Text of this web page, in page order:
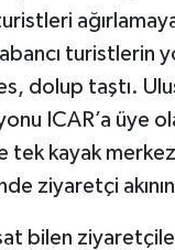
turistlerin
dolup taştı.
ICAR’a üye
tek kayak
ziyaretçi
bilen